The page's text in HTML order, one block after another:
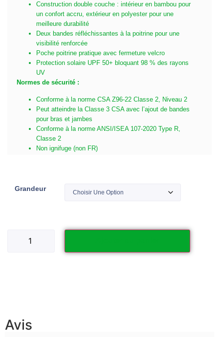
Construction double couche : intérieur en bambou pour
un confort accru, extérieur en polyester pour une
meilleure durabilité
Deux bandes réfléchissantes à la poitrine pour une
visibilité renforcée
Poche poitrine pratique avec fermeture velcro
Protection solaire UPF 50+ bloquant 98 % des rayons
UV
Normes de sécurité :
Conforme à la norme CSA Z96-22 Classe 2, Niveau 2
Peut atteindre la Classe 3 CSA avec l’ajout de bandes
pour bras et jambes
Conforme à la norme ANSI/ISEA 107-2020 Type R,
Classe 2
Non ignifuge (non FR)
Grandeur
Avis